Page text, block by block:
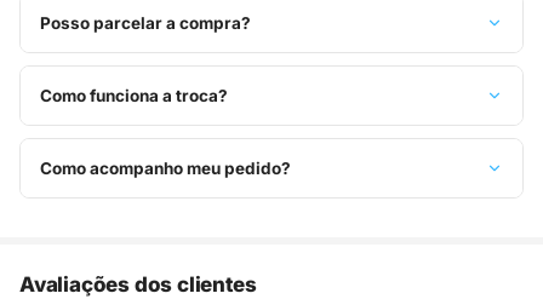
Posso parcelar a compra?
Sim, parcelamos em até 10x sem juros no cartão de crédito,
ou pague à vista no Pix com 8% de desconto.
Como funciona a troca?
Você tem 7 dias após o recebimento para solicitar troca.
Basta entrar em contato pelo WhatsApp ou e-mail.
Como acompanho meu pedido?
Avaliações dos clientes